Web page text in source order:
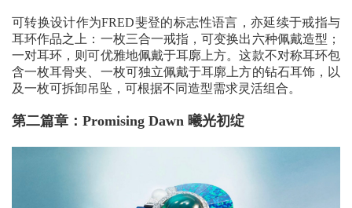
可转换设计作为FRED斐登的标志性语言，亦延续于戒指与
耳环作品之上：一枚三合一戒指，可变换出六种佩戴造型；
一对耳环，则可优雅地佩戴于耳廓上方。这款不对称耳环包
含一枚耳骨夹、一枚可独立佩戴于耳廓上方的钻石耳饰，以
及一枚可拆卸吊坠，可根据不同造型需求灵活组合。
第二篇章：Promising Dawn 曦光初绽